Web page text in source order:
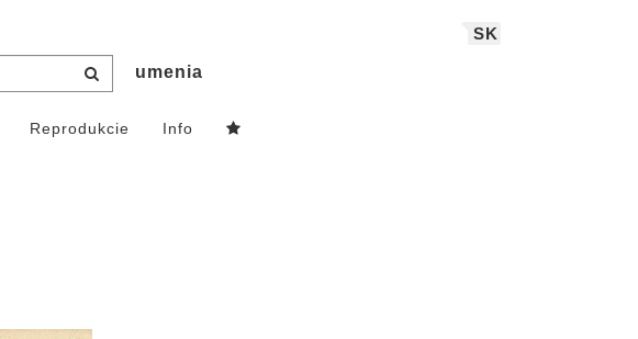
SK
umenia
Reprodukcie Info